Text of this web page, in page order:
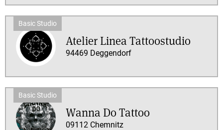
Atelier Linea Tattoostudio
94469 Deggendorf
Wanna Do Tattoo
09112 Chemnitz